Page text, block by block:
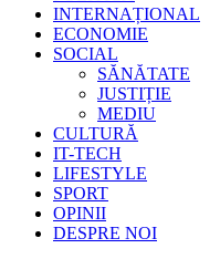
INTERNAȚIONAL
ECONOMIE
SOCIAL
SĂNĂTATE
JUSTIȚIE
MEDIU
CULTURĂ
IT-TECH
LIFESTYLE
SPORT
OPINII
DESPRE NOI